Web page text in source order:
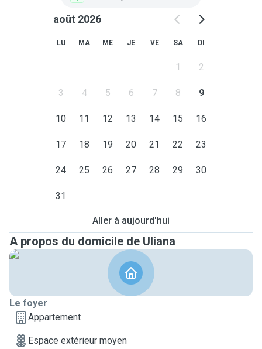
août 2026
LU MA ME JE VE SA DI
1 2
3 4 5 6 7 8 9
10 11 12 13 14 15 16
17 18 19 20 21 22 23
24 25 26 27 28 29 30
31
Aller à aujourd'hui
A propos du domicile de Uliana
Le foyer
Appartement
Espace extérieur moyen